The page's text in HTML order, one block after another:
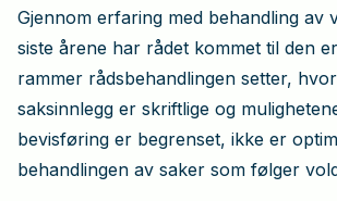
Gjennom erfaring med behandling av
siste årene har rådet kommet til den
rammer rådsbehandlingen setter,
saksinnlegg er skriftlige og
bevisføring er begrenset, ikke er
behandlingen av saker som følger